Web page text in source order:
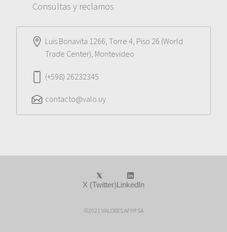
Consultas y reclamos
Luis Bonavita 1266, Torre 4, Piso 26 (World
Trade Center), Montevideo
(+598) 26232345
contacto@valo.uy
©2021 VALORES AFIYFSA
X (Twitter)LinkedIn